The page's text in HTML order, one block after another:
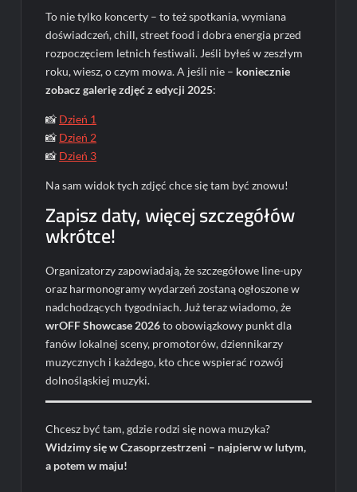
To nie tylko koncerty – to też spotkania, wymiana
doświadczeń, chill, street food i dobra energia przed
rozpoczęciem letnich festiwali. Jeśli byłeś w zeszłym
roku, wiesz, o czym mowa. A jeśli nie – koniecznie
zobacz galerię zdjęć z edycji 2025:
📸 Dzień 1
📸 Dzień 2
📸 Dzień 3
Na sam widok tych zdjęć chce się tam być znowu!
Zapisz daty, więcej szczegółów
wkrótce!
Organizatorzy zapowiadają, że szczegółowe line-upy
oraz harmonogramy wydarzeń zostaną ogłoszone w
nadchodzących tygodniach. Już teraz wiadomo, że
wrOFF Showcase 2026to obowiązkowy punkt dla
fanów lokalnej sceny, promotorów, dziennikarzy
muzycznych i każdego, kto chce wspierać rozwój
dolnośląskiej muzyki.
Chcesz być tam, gdzie rodzi się nowa muzyka?
Widzimy się w Czasoprzestrzeni – najpierw w lutym,
a potem w maju!